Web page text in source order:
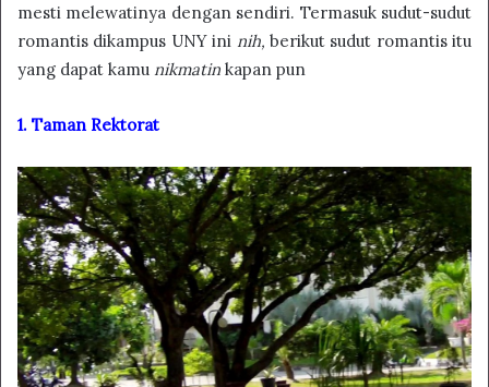
mesti melewatinya dengan sendiri. Termasuk sudut-sudut
romantis dikampus UNY ini nih, berikut sudut romantis itu
yang dapat kamu nikmatin kapan pun
1. Taman Rektorat